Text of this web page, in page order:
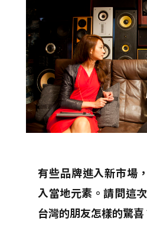
有些品牌進入新市場
入當地元素。請問這
台灣的朋友怎樣的驚喜